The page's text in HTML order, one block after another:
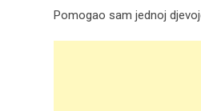
Pomogao sam jednoj